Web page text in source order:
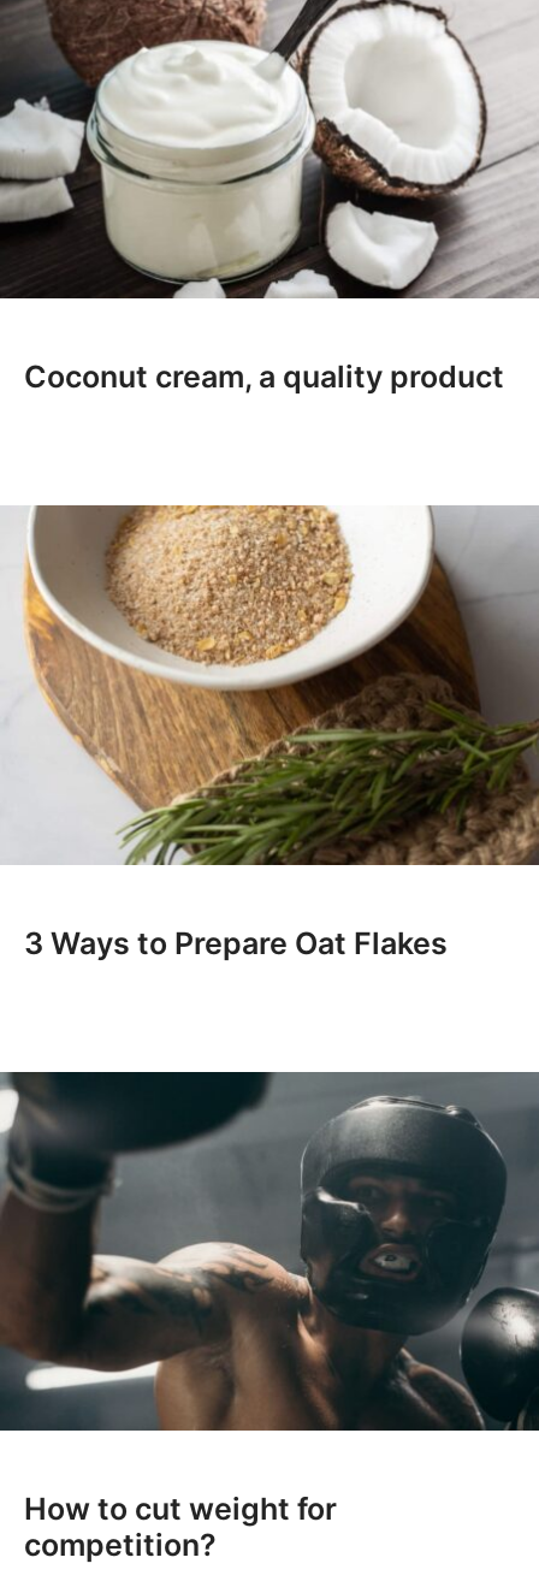
Coconut cream, a quality product
3 Ways to Prepare Oat Flakes
How to cut weight for
competition?